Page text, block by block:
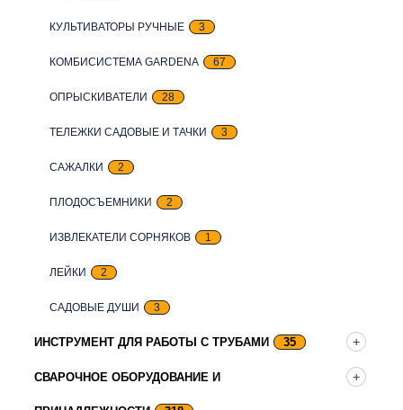
КУЛЬТИВАТОРЫ РУЧНЫЕ 3
КОМБИСИСТЕМА GARDENA 67
ОПРЫСКИВАТЕЛИ 28
ТЕЛЕЖКИ САДОВЫЕ И ТАЧКИ 3
САЖАЛКИ 2
ПЛОДОСЪЕМНИКИ 2
ИЗВЛЕКАТЕЛИ СОРНЯКОВ 1
ЛЕЙКИ 2
САДОВЫЕ ДУШИ 3
ИНСТРУМЕНТ ДЛЯ РАБОТЫ С ТРУБАМИ 35
СВАРОЧНОЕ ОБОРУДОВАНИЕ И